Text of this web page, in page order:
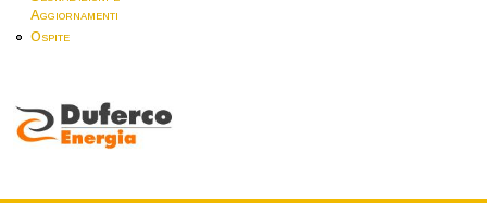
Aggiornamenti
Ospite